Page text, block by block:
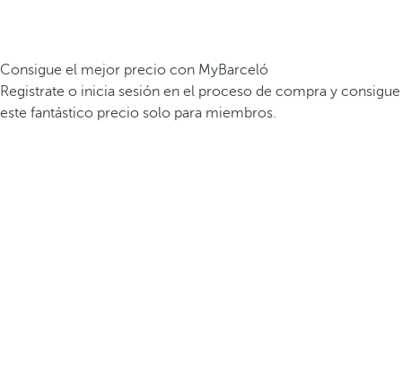
Consigue el mejor precio con MyBarceló
Registrate o inicia sesión en el proceso de compra y consigue
este fantástico precio solo para miembros.